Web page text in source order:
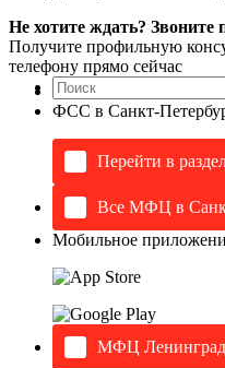
Не хотите ждать? Звоните
Получите профильную
телефону прямо сейчас
ФСС в Санкт-
Перейти в
Все МФЦ в
Мобильное
МФЦ